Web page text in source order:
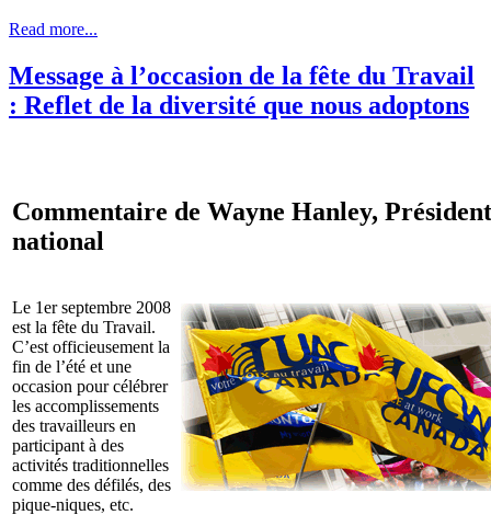
Read more...
Message à l’occasion de la fête du Travail
: Reflet de la diversité que nous adoptons
Commentaire de Wayne Hanley, Président
national
Le 1er septembre 2008
est la fête du Travail.
C’est officieusement la
fin de l’été et une
occasion pour célébrer
les accomplissements
des travailleurs en
participant à des
activités traditionnelles
comme des défilés, des
pique-niques, etc.